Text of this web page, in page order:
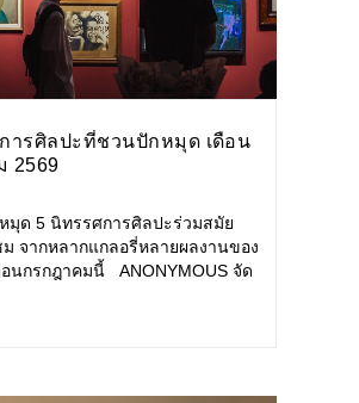
ารศิลปะที่ชวนปักหมุด เดือน
2569
มุด 5 นิทรรศการศิลปะร่วมสมัย
จากหลากแกลอรี่หลายผลงานของ
นกรกฎาคมนี้ ANONYMOUS จัด
โดยมี นิ่ม